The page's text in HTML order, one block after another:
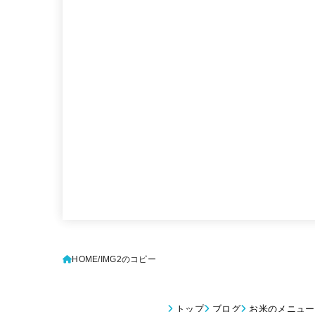
HOME IMG2のコピー
トップ ブログ お米のメニュー